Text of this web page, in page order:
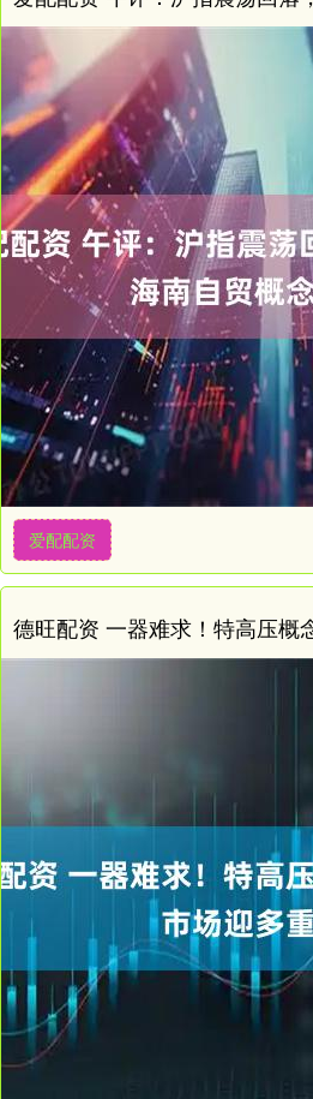
爱配配资